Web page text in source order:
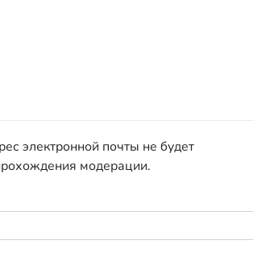
электронной почты не будет
модерации.